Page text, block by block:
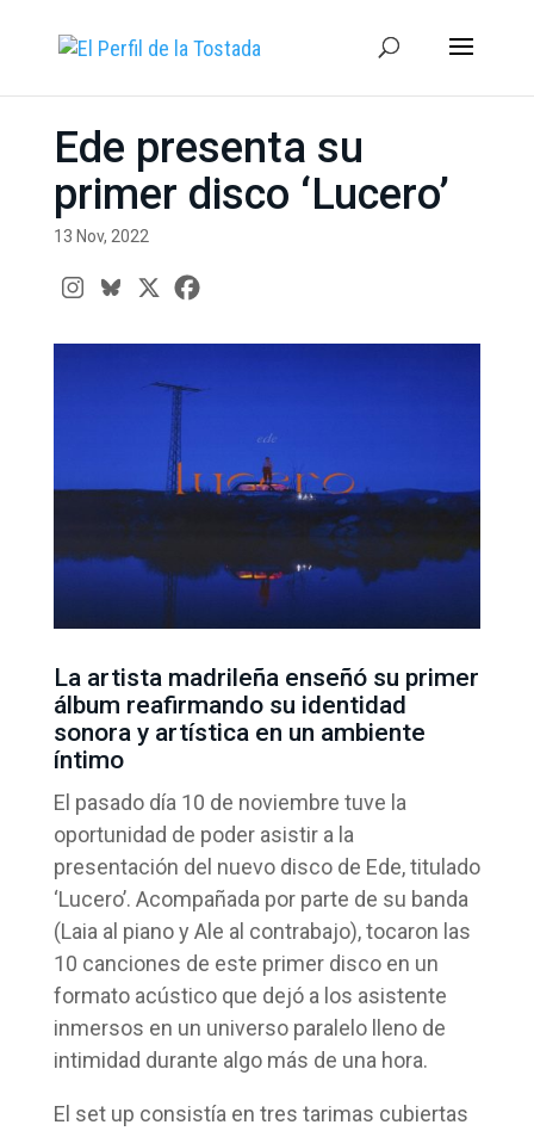
Ede presenta su
primer disco ‘Lucero’
13 Nov, 2022
La artista madrileña enseñó su primer
álbum reafirmando su identidad
sonora y artística en un ambiente
íntimo
El pasado día 10 de noviembre tuve la
oportunidad de poder asistir a la
presentación del nuevo disco de Ede, titulado
‘Lucero’. Acompañada por parte de su banda
(Laia al piano y Ale al contrabajo), tocaron las
10 canciones de este primer disco en un
formato acústico que dejó a los asistente
inmersos en un universo paralelo lleno de
intimidad durante algo más de una hora.
El set up consistía en tres tarimas cubiertas